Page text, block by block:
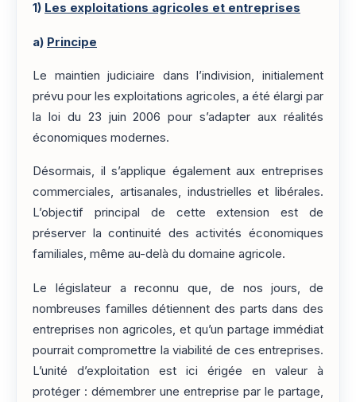
1) Les exploitations agricoles et entreprises
a) Principe
Le maintien judiciaire dans l’indivision, initialement
prévu pour les exploitations agricoles, a été élargi par
la loi du 23 juin 2006 pour s’adapter aux réalités
économiques modernes.
Désormais, il s’applique également aux entreprises
commerciales, artisanales, industrielles et libérales.
L’objectif principal de cette extension est de
préserver la continuité des activités économiques
familiales, même au-delà du domaine agricole.
Le législateur a reconnu que, de nos jours, de
nombreuses familles détiennent des parts dans des
entreprises non agricoles, et qu’un partage immédiat
pourrait compromettre la viabilité de ces entreprises.
L’unité d’exploitation est ici érigée en valeur à
protéger : démembrer une entreprise par le partage,